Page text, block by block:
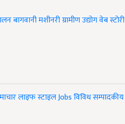
बागवानीमशीनरीग्रामीण उद्योगवेब स्टोरी
लाइफ स्टाइलJobsविविधसम्पादकीय